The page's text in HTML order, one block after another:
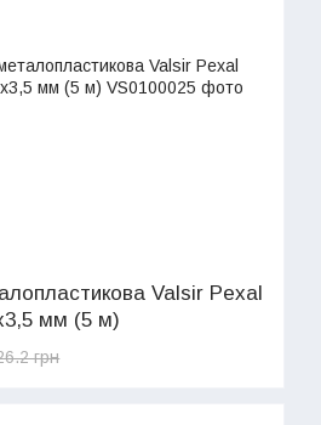
Valsir Pexal
мм (5 м)
грн